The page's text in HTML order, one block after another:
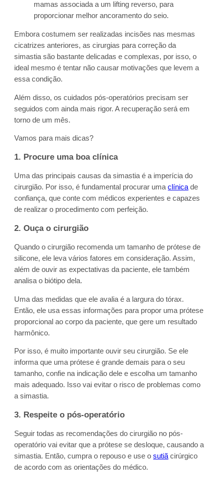
mamas associada a um lifting reverso, para
proporcionar melhor ancoramento do seio.
Embora costumem ser realizadas incisões nas mesmas
cicatrizes anteriores, as cirurgias para correção da
simastia são bastante delicadas e complexas, por isso, o
ideal mesmo é tentar não causar motivações que levem a
essa condição.
Além disso, os cuidados pós-operatórios precisam ser
seguidos com ainda mais rigor. A recuperação será em
torno de um mês.
Vamos para mais dicas?
1. Procure uma boa clínica
Uma das principais causas da simastia é a imperícia do
cirurgião. Por isso, é fundamental procurar umaclínica de
confiança, que conte com médicos experientes e capazes
de realizar o procedimento com perfeição.
2. Ouça o cirurgião
Quando o cirurgião recomenda um tamanho de prótese de
silicone, ele leva vários fatores em consideração. Assim,
além de ouvir as expectativas da paciente, ele também
analisa o biótipo dela.
Uma das medidas que ele avalia é a largura do tórax.
Então, ele usa essas informações para propor uma prótese
proporcional ao corpo da paciente, que gere um resultado
harmônico.
Por isso, é muito importante ouvir seu cirurgião. Se ele
informa que uma prótese é grande demais para o seu
tamanho, confie na indicação dele e escolha um tamanho
mais adequado. Isso vai evitar o risco de problemas como
a simastia.
3. Respeite o pós-operatório
Seguir todas as recomendações do cirurgião no pós-
operatório vai evitar que a prótese se desloque, causando a
simastia. Então, cumpra o repouso e use osutiã cirúrgico
de acordo com as orientações do médico.